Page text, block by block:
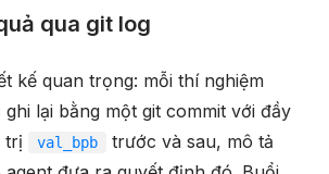
qua git log
kế quan trọng: mỗi thí nghiệm
lại bằng một git commit với đầy
trị
val_bpb
trước và sau, mô tả